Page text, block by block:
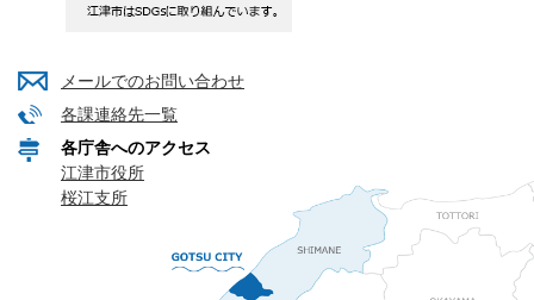
メールでのお問い合わせ
各課連絡先一覧
各庁舎へのアクセス
江津市役所
桜江支所